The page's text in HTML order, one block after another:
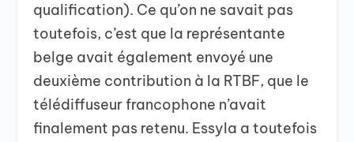
qualification). Ce qu’on ne savait pas
toutefois, c’est que la représentante
belge avait également envoyé une
deuxième contribution à la RTBF, que le
télédiffuseur francophone n’avait
finalement pas retenu. Essyla a toutefois